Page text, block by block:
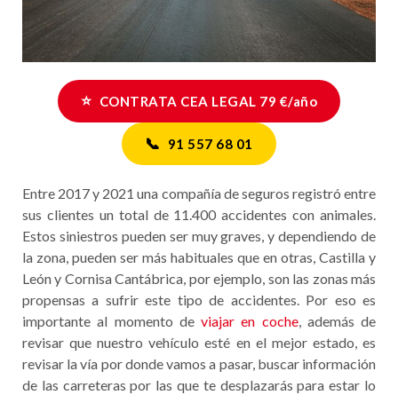
⭐ CONTRATA CEA LEGAL 79 €/año
📞 91 557 68 01
Entre 2017 y 2021 una compañía de seguros registró entre
sus clientes un total de 11.400 accidentes con animales.
Estos siniestros pueden ser muy graves, y dependiendo de
la zona, pueden ser más habituales que en otras, Castilla y
León y Cornisa Cantábrica, por ejemplo, son las zonas más
propensas a sufrir este tipo de accidentes. Por eso es
importante al momento de viajar en coche, además de
revisar que nuestro vehículo esté en el mejor estado, es
revisar la vía por donde vamos a pasar, buscar información
de las carreteras por las que te desplazarás para estar lo